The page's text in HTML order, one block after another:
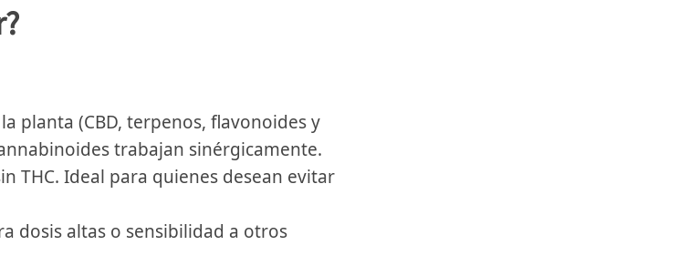
planta (CBD, terpenos, flavonoides y
trabajan sinérgicamente.
THC. Ideal para quienes desean evitar
dosis altas o sensibilidad a otros